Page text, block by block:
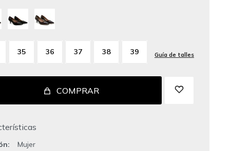
35 36 37 38 39 Guía de talles
COMPRAR
Mujer